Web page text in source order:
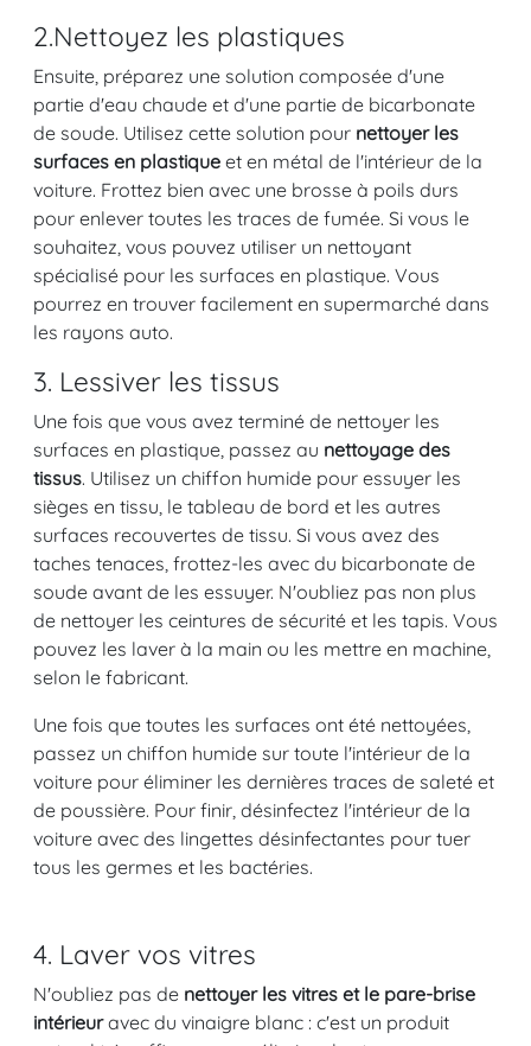
2.Nettoyez les plastiques
Ensuite, préparez une solution composée d'une
partie d'eau chaude et d'une partie de bicarbonate
de soude. Utilisez cette solution pour nettoyer les
surfaces en plastique et en métal de l'intérieur de la
voiture. Frottez bien avec une brosse à poils durs
pour enlever toutes les traces de fumée. Si vous le
souhaitez, vous pouvez utiliser un nettoyant
spécialisé pour les surfaces en plastique. Vous
pourrez en trouver facilement en supermarché dans
les rayons auto.
3. Lessiver les tissus
Une fois que vous avez terminé de nettoyer les
surfaces en plastique, passez au nettoyage des
tissus. Utilisez un chiffon humide pour essuyer les
sièges en tissu, le tableau de bord et les autres
surfaces recouvertes de tissu. Si vous avez des
taches tenaces, frottez-les avec du bicarbonate de
soude avant de les essuyer. N'oubliez pas non plus
de nettoyer les ceintures de sécurité et les tapis. Vous
pouvez les laver à la main ou les mettre en machine,
selon le fabricant.
Une fois que toutes les surfaces ont été nettoyées,
passez un chiffon humide sur toute l'intérieur de la
voiture pour éliminer les dernières traces de saleté et
de poussière. Pour finir, désinfectez l'intérieur de la
voiture avec des lingettes désinfectantes pour tuer
tous les germes et les bactéries.
4. Laver vos vitres
N'oubliez pas de nettoyer les vitres et le pare-brise
intérieuravec du vinaigre blanc : c'est un produit